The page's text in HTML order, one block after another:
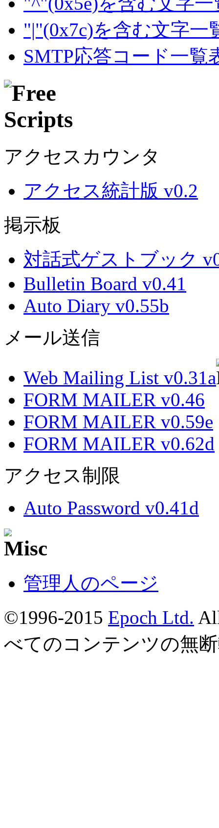
"|"(0x7c)を含む文字一
SMTP応答コード一覧
アクセスカウンタ
アクセス統計版 v0.2
掲示板
対話式ゲストブック
Bulletin Board v0.41
Auto Diary v0.55b
メール送信
Web Mailing List v0.31a
FORM MAILER v0.46
FORM MAILER v0.59e
FORM MAILER v0.62d
アクセス制限
Auto Password v0.41d
管理人のページ
©1996-2015 Epoch Ltd.
べてのコンテンツの無